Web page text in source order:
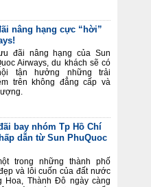
nâng hạng cực “hời”
đãi nâng hạng của Sun
Airways, du khách sẽ có
tận hưởng những trải
trên không đẳng cấp và
bay nhóm Tp Hồ Chí
dẫn từ Sun PhuQuoc
trong những thành phố
và lôi cuốn của đất nước
Hoa, Thành Đô ngày càng